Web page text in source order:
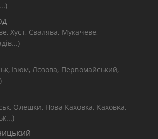
Хуст, Свалява, Мукачеве,
Ізюм, Лозова, Первомайський,
Олешки, Нова Каховка, Каховка,